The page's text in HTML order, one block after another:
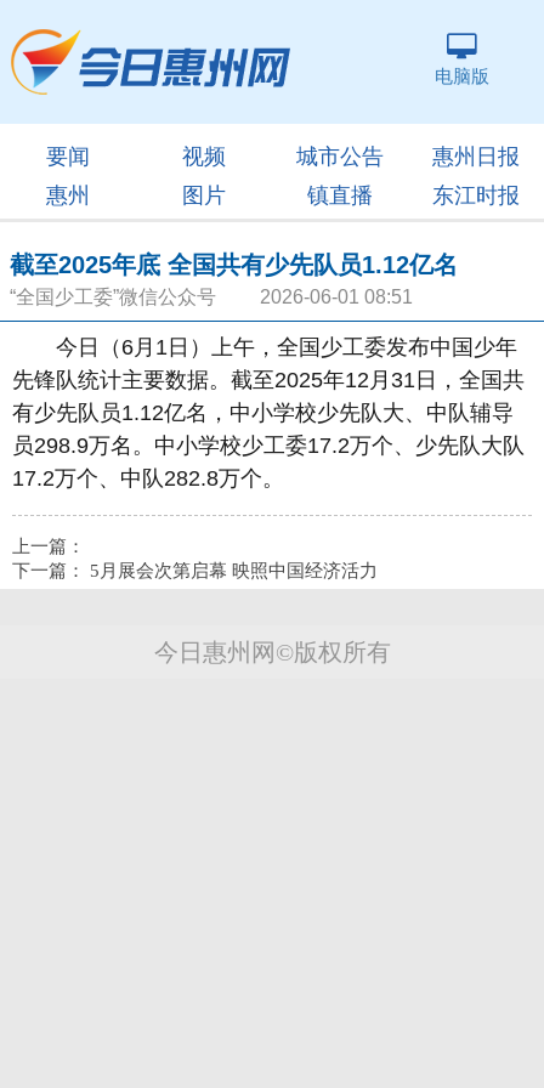
电脑版
要闻 视频 城市公告
惠州日报
惠州
图片 镇直播 东江时报
截至2025年底 全国共有少先队员1.12亿名
“全国少工委”微信公众号 2026-06-01 08:51
今日（6月1日）上午，全国少工委发布中国少年
先锋队统计主要数据。截至2025年12月31日，全国共
有少先队员1.12亿名，中小学校少先队大、中队辅导
员298.9万名。中小学校少工委17.2万个、少先队大队
17.2万个、中队282.8万个。
上一篇：
下一篇： 5月展会次第启幕 映照中国经济活力
今日惠州网©版权所有